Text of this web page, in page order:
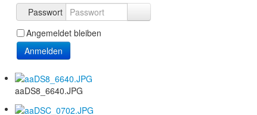
Passwort
Angemeldet bleiben
Anmelden
aaDS8_6640.JPG